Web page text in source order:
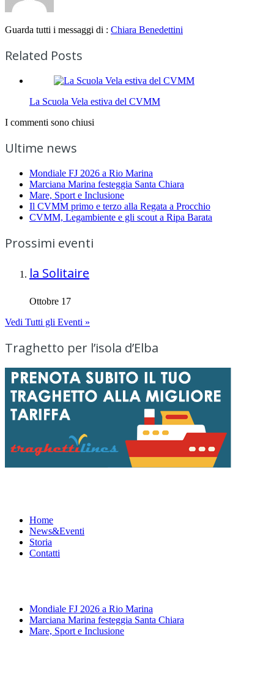
Guarda tutti i messaggi di : Chiara Benedettini
Related Posts
La Scuola Vela estiva del CVMM
I commenti sono chiusi
Ultime news
Mondiale FJ 2026 a Rio Marina
Marciana Marina festeggia Santa Chiara
Mare, Sport e Inclusione
Il CVMM primo e terzo alla Regata a Procchio
CVMM, Legambiente e gli scout a Ripa Barata
Prossimi eventi
la Solitaire
Ottobre 17
Vedi Tutti gli Eventi »
Traghetto per l’isola d’Elba
Home
News&Eventi
Storia
Contatti
Mondiale FJ 2026 a Rio Marina
Marciana Marina festeggia Santa Chiara
Mare, Sport e Inclusione